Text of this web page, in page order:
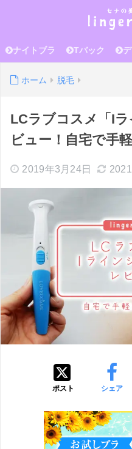
ナイトブラ Tバック
ホーム 脱毛
LCラブコスメ「I
ビュー！自宅で手
2019年3月24日
ポスト シェア